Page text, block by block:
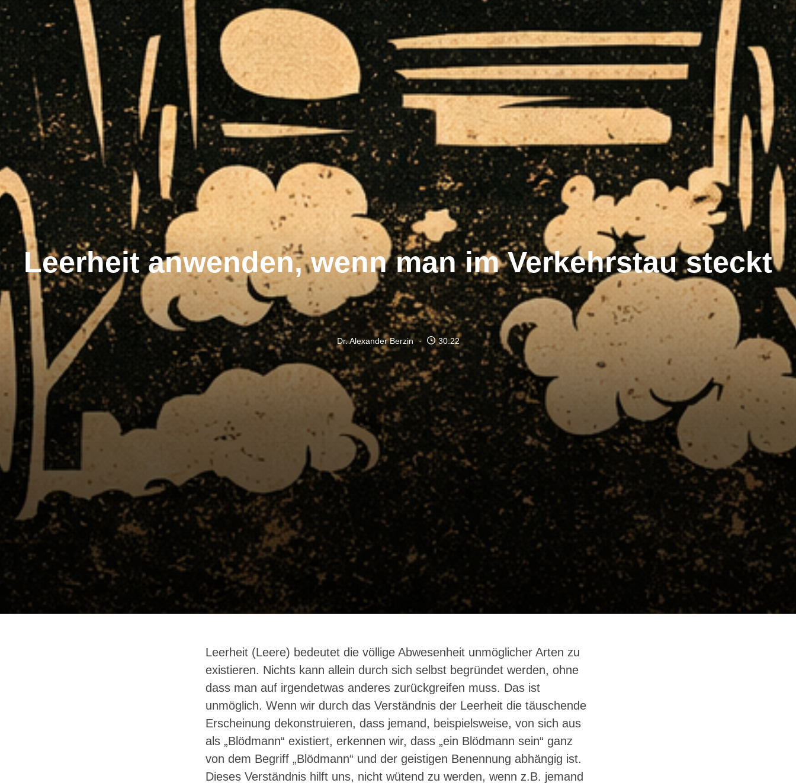
Leerheit anwenden, wenn man im Verkehrstau steckt
Dr. Alexander Berzin 30:22
Leerheit (Leere) bedeutet die völlige Abwesenheit unmöglicher Arten zu
existieren. Nichts kann allein durch sich selbst begründet werden, ohne
dass man auf irgendetwas anderes zurückgreifen muss. Das ist
unmöglich. Wenn wir durch das Verständnis der Leerheit die täuschende
Erscheinung dekonstruieren, dass jemand, beispielsweise, von sich aus
als „Blödmann“ existiert, erkennen wir, dass „ein Blödmann sein“ ganz
von dem Begriff „Blödmann“ und der geistigen Benennung abhängig ist.
Dieses Verständnis hilft uns, nicht wütend zu werden, wenn z.B. jemand